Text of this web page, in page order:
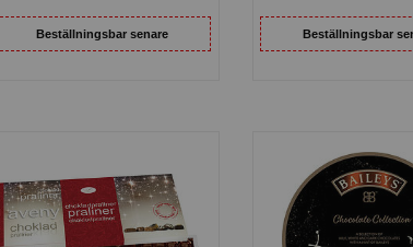
Beställningsbar senare Beställningsbar